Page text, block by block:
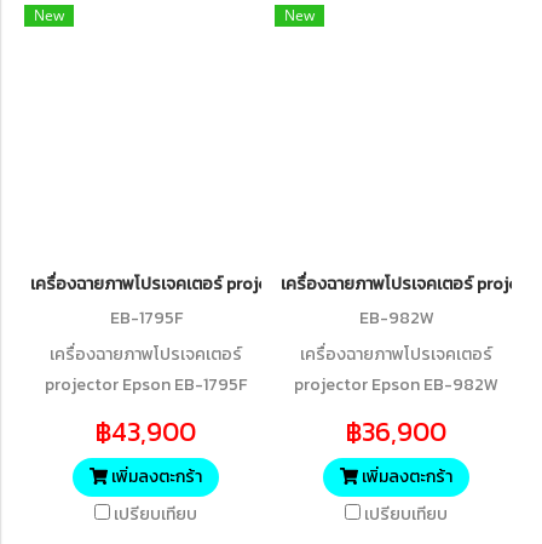
New
เครื่องฉายภาพโปรเจคเตอร์ projector Epson EB-1795F Wireless Full
EB-1795F
เครื่องฉายภาพโปรเจคเตอร์
projector Epson EB-1795F
Projector
฿43,900
เพิ่มลงตะกร้า
เปรียบเทียบ
New
เครื่องฉายภาพโปรเจคเตอร์
EB-982W
เครื่องฉายภาพโปรเจคเตอร์
projector Epson EB-982W
lumens)
฿36,900
เพิ่มลงตะกร้า
เปรียบเทียบ